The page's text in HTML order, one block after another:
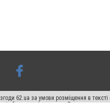
62.ua за умови розміщення в
або в якості джерела. Порушення